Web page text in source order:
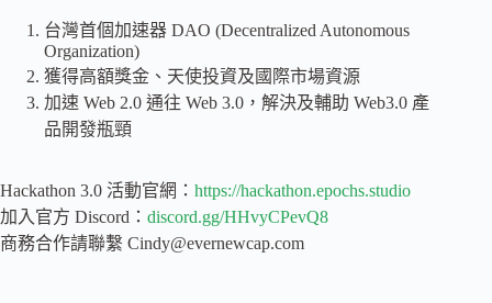
台灣首個加速器 DAO (Decentralized Autonomous
Organization)
獲得高額獎金、天使投資及國際市場資源
加速 Web 2.0 通往 Web 3.0，解決及輔助 Web3.0 產
品開發瓶頸
Hackathon 3.0 活動官網： https://hackathon.epochs.studio
加入官方 Discord： discord.gg/HHvyCPevQ8
商務合作請聯繫 Cindy@evernewcap.com